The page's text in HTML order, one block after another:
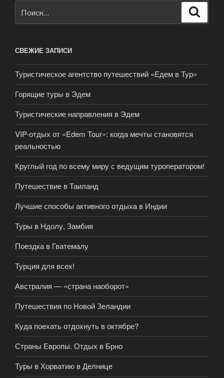
СВЕЖИЕ ЗАПИСИ
Туристическое агентство путешествий «Едем в Тур»
Горящие туры в Эдем
Туристические направления в Эдем
VIP-отдых от «Edem Tour»: когда мечты становятся
реальностью
Круглый год по всему миру с ведущим туроператором!
Путешествие в Таиланд
Лучшие способы активного отдыха в Индии
Туры в Ндолу, Замбия
Поездка в Гватемалу
Турция для всех!
Австралия — «страна наоборот»
Путешествия по Новой Зеландии
Куда поехать отдохнуть в октябре?
Страны Европы. Отдых в Брно
Туры в Хорватию в Делнице